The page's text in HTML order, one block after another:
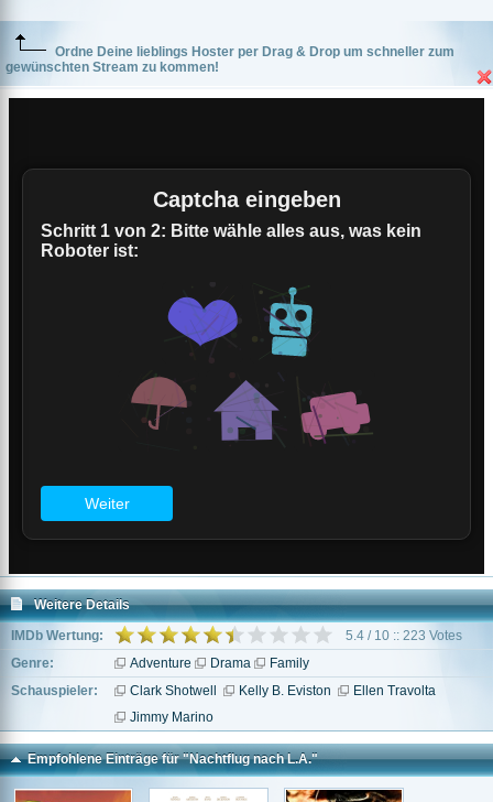
Ordne Deine lieblings Hoster per Drag & Drop um schneller zum
gewünschten Stream zu kommen!
Weitere Details
IMDb Wertung:
5.4 / 10 :: 223 Votes
Genre:
Adventure Drama
Family
Schauspieler:
Clark Shotwell Kelly B. Eviston
Ellen Travolta
Jimmy Marino
Empfohlene Einträge für "Nachtflug nach L.A."